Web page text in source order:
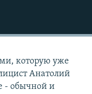
которую уже
Анатолий
- обычной и